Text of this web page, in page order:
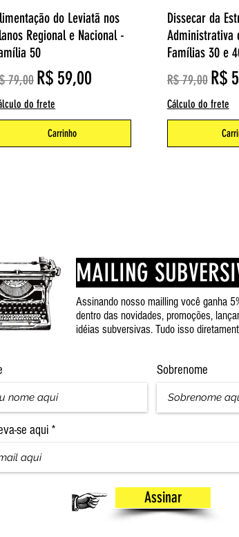
Visualização rápida
do Leviatã nos
Regional e Nacional -
50
normal
79,00 Preço promocional
R$ 59,00
do frete
Carrinho
Dissecar da
Administrativa
Famílias 30 e
Preço
R$ 79,00 R$
Cálculo do frete
MAILING
Assinando nosso mailling você ganha
dentro das novidades, promoções,
idéias subversivas. Tudo isso
Sobrenome
se aqui
Assinar